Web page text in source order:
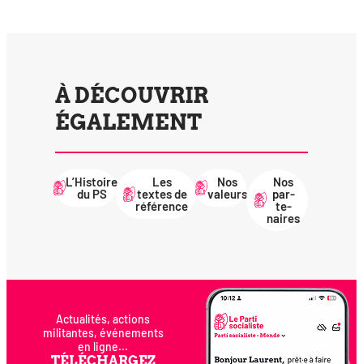
À DÉCOUVRIR
ÉGALEMENT
L’Histoire
du PS
Les
textes de
référence
Nos
valeurs
Nos
par­
te­
naires
Actualités, actions
militantes, événements
en ligne...